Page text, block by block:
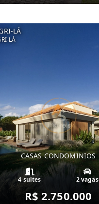
LÁ
LÁ
CASAS CONDOMINIOS
4 suítes 2 vagas
R$ 2.750.000